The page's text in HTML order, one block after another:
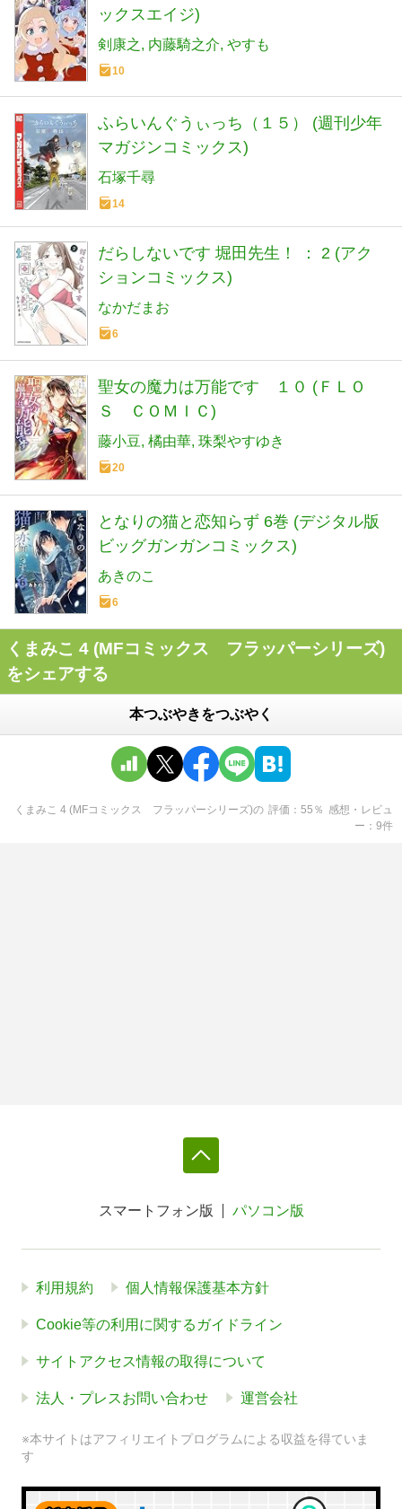
ックスエイジ)
剣康之 内藤騎之介 やすも
10
ふらいんぐうぃっち（１５） (週刊少年
マガジンコミックス)
石塚千尋
14
だらしないです 堀田先生！ ： 2 (アク
ションコミックス)
なかだまお
6
聖女の魔力は万能です １０ (ＦＬＯ
Ｓ ＣＯＭＩＣ)
藤小豆 橘由華 珠梨やすゆき
20
となりの猫と恋知らず 6巻 (デジタル版
ビッグガンガンコミックス)
あきのこ
6
くまみこ 4 (MFコミックス フラッパーシリーズ)
をシェアする
本つぶやきをつぶやく
くまみこ 4 (MFコミックス フラッパーシリーズ)の 評価 55 ％ 感想・レビュ
ー
9件
スマートフォン版 パソコン版
利用規約 個人情報保護基本方針
Cookie等の利用に関するガイドライン
サイトアクセス情報の取得について
法人・プレスお問い合わせ 運営会社
※本サイトはアフィリエイトプログラムによる収益を得ていま
す